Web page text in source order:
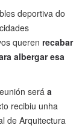
deportiva do
queren recabar
albergar esa
será a
recibiu unha
de Arquitectura